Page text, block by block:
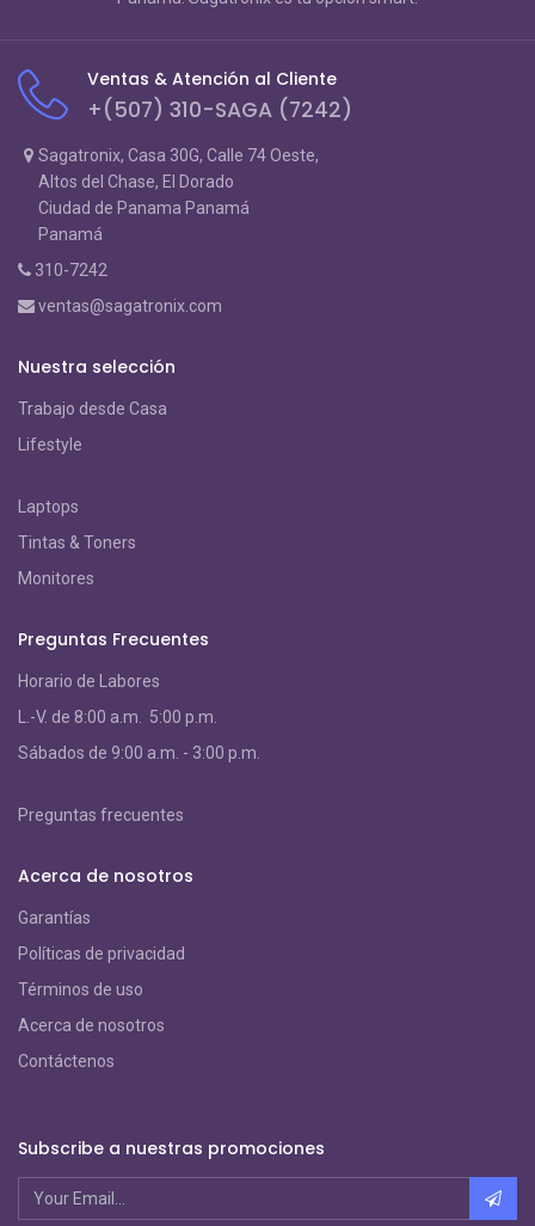
Ventas & Atención al Cliente
+(507) 310-SAGA (7242)
Sagatronix, Casa 30G, Calle 74 Oeste,
Altos del Chase, El Dorado
Ciudad de Panama Panamá
Panamá
310-7242
ventas@sagatronix.com
Nuestra selección
Trabajo desde Casa
Lifestyle
Laptops
Tintas & Toners
Monitores
Preguntas Frecuentes
Horario de Labores
L.-V. de 8:00 a.m. 5:00 p.m.
Sábados de 9:00 a.m. - 3:00 p.m.
Preguntas frecuentes
Acerca de nosotros
Garantías
Políticas de privacidad
Términos de uso
Acerca de nosotros
Contáctenos
Subscribe a nuestras promociones